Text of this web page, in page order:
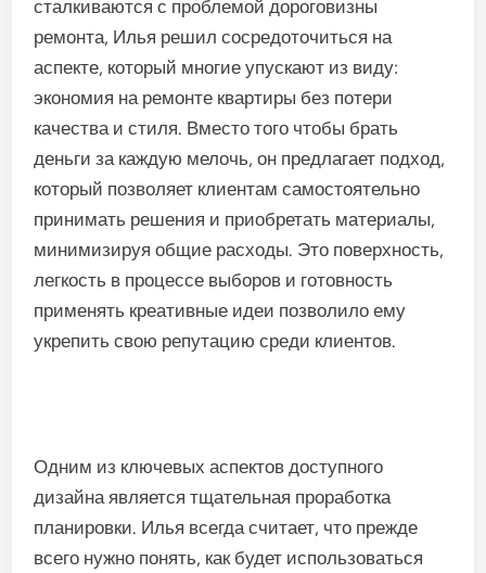
сталкиваются с проблемой дороговизны
ремонта, Илья решил сосредоточиться на
аспекте, который многие упускают из виду:
экономия на ремонте квартиры без потери
качества и стиля. Вместо того чтобы брать
деньги за каждую мелочь, он предлагает подход,
который позволяет клиентам самостоятельно
принимать решения и приобретать материалы,
минимизируя общие расходы. Это поверхность,
легкость в процессе выборов и готовность
применять креативные идеи позволило ему
укрепить свою репутацию среди клиентов.
Одним из ключевых аспектов доступного
дизайна является тщательная проработка
планировки. Илья всегда считает, что прежде
всего нужно понять, как будет использоваться